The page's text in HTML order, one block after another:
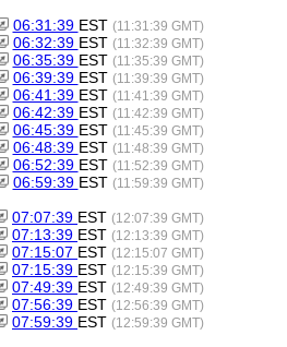
06:31:39 EST (11:31:39 GMT)
06:32:39 EST (11:32:39 GMT)
06:35:39 EST (11:35:39 GMT)
06:39:39 EST (11:39:39 GMT)
06:41:39 EST (11:41:39 GMT)
06:42:39 EST (11:42:39 GMT)
06:45:39 EST (11:45:39 GMT)
06:48:39 EST (11:48:39 GMT)
06:52:39 EST (11:52:39 GMT)
06:59:39 EST (11:59:39 GMT)
07:07:39 EST (12:07:39 GMT)
07:13:39 EST (12:13:39 GMT)
07:15:07 EST (12:15:07 GMT)
07:15:39 EST (12:15:39 GMT)
07:49:39 EST (12:49:39 GMT)
07:56:39 EST (12:56:39 GMT)
07:59:39 EST (12:59:39 GMT)